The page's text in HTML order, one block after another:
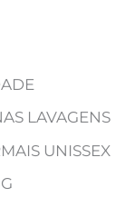
LAVAGENS
UNISSEX